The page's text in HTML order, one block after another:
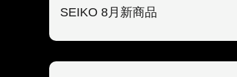
SEIKO 8月新商品